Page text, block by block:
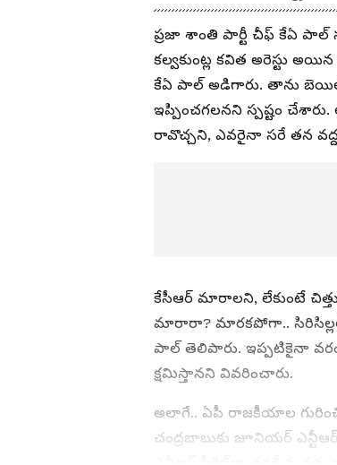
ప్రజా శాంతి పార్టీ చీఫ్ కేఏ పాల్
కల్వకుంట్ల కవిత అరెస్టు
కేఏ పాల్ అడిగారు. తాను
ఇప్పించగలనని స్పష్టం
రావొచ్చని, ఎవరైనా సరే తన
కేసీఆర్ మారాలని, లేకుంటే
మారారా? మారకపోగా.. సిరిసిల్లలో
పాల్ తెలిపారు. ఇప్పటికైనా
క్షమిస్తానని వివరించారు.
అలాగే.. ఏపీ రాజకీయాల గురించి
చంద్రబాబుకు జూనియర్